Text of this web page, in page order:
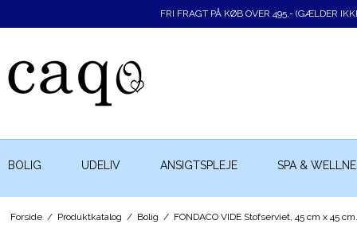
FRI FRAGT PÅ KØB OVER 495,- (GÆLDER
BOLIG UDELIV ANSIGTSPLEJE SPA &
Forside / Produktkatalog / Bolig / FONDACO VIDE Stofserviet, 45 cm x 45